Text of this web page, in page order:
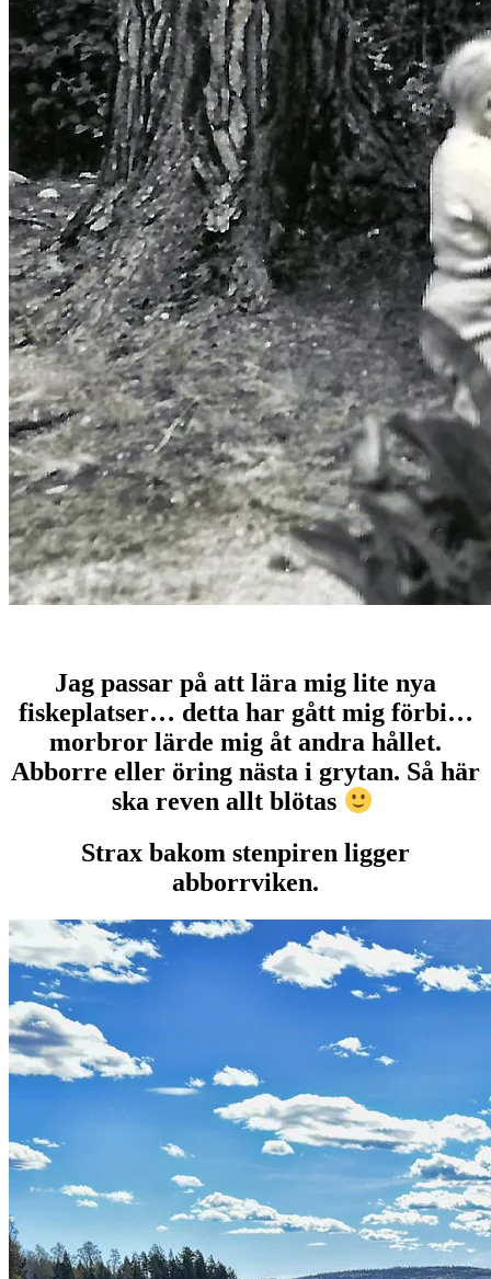
Jag passar på att lära mig lite nya
fiskeplatser… detta har gått mig förbi…
morbror lärde mig åt andra hållet.
Abborre eller öring nästa i grytan. Så här
ska reven allt blötas
Strax bakom stenpiren ligger
abborrviken.